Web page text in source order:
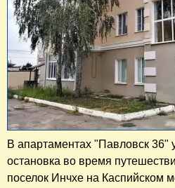
В апартаментах "Павловск 36"
остановка во время
поселок Инчхе на Каспийском